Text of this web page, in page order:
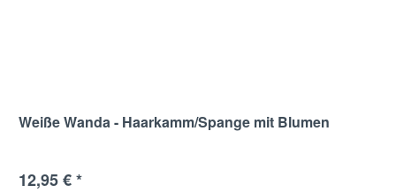
Weiße Wanda - Haarkamm/Spange mit Blumen
12,95 € *